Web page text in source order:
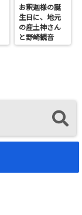
お釈迦様の誕
生日に、地元
の産土神さん
と野崎観音
へ。